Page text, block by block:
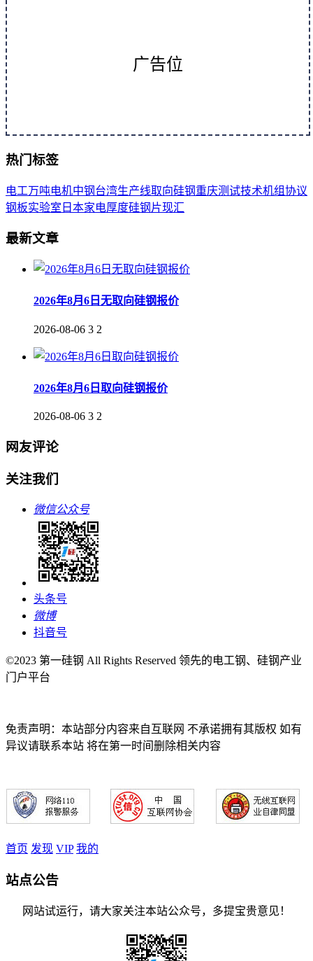
广告位
热门标签
电工万吨电机中钢台湾生产线取向硅钢重庆测试技术机组协议
钢板实验室 日本家电厚度硅钢片现汇
最新文章
2026年8月6日无取向硅钢报价
2026-08-06 3 2
2026年8月6日取向硅钢报价
2026-08-06 3 2
网友评论
关注我们
微信公众号
头条号
微博
抖音号
©2023 第一硅钢 All Rights Reserved 领先的电工钢、硅钢产业
门户平台
免责声明：本站部分内容来自互联网 不承诺拥有其版权 如有
异议请联系本站 将在第一时间删除相关内容
首页 发现 VIP 我的
站点公告
网站试运行，请大家关注本站公众号，多提宝贵意见！